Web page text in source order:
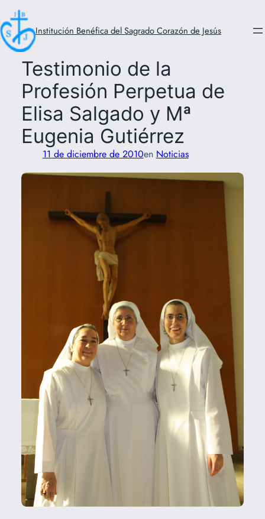
Saltar
al
contenido
Institución Benéfica del Sagrado Corazón de Jesús
Testimonio de la
Profesión Perpetua de
Elisa Salgado y Mª
Eugenia Gutiérrez
11 de diciembre de 2010en Noticias